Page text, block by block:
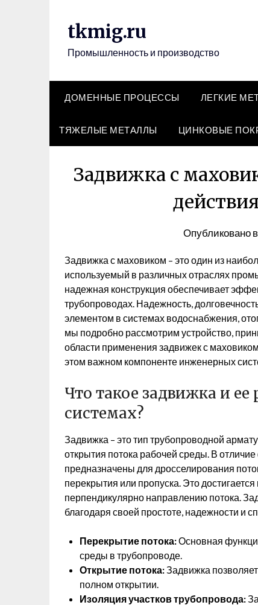
tkmig.ru
Промышленность и производство
ДОМЕННЫЕ ПРОЦЕССЫ ЛЕГКИЕ
ТЯЖЕЛЫЕ МЕТАЛЛЫ ЦИНКОВЫЕ
Задвижка с
Опубликовано в
Задвижка с маховиком – это один из
используемый в различных отраслях
надежная конструкция обеспечивает
трубопроводах. Надежность,
элементом в системах водоснабжения,
мы подробно рассмотрим устройство,
области применения задвижек с
этом важном компоненте инженерных
Что такое задвижка и
системах?
Задвижка – это тип трубопроводной
открытия потока рабочей среды. В
предназначены для дросселирования
перекрытия или пропуска. Это
перпендикулярно направлению потока.
благодаря своей простоте, надежности и
Перекрытие потока:Основная
среды в трубопроводе.
Открытие потока:Задвижка
полном открытии.
Изоляция участков трубопровода: